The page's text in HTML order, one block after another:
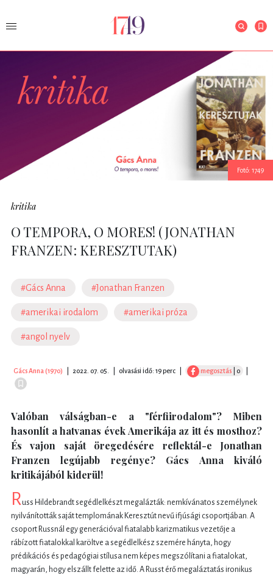
Fotó: 1749
kritika
O TEMPORA, O MORES! (JONATHAN
FRANZEN: KERESZTUTAK)
#Gács Anna #Jonathan Franzen
#amerikai irodalom #amerikai próza
#angol nyelv
Gács Anna (1970) 2022. 07. 05. olvasási idő: 19 perc megosztás | 0
Valóban válságban-e a "férfiirodalom"? Miben
hasonlít a hatvanas évek Amerikája az itt és mosthoz?
És vajon saját öregedésére reflektál-e Jonathan
Franzen legújabb regénye? Gács Anna kiváló
kritikájából kiderül!
Russ Hildebrandt segédlelkészt megalázták: nemkívánatos személynek
nyilvánították saját templomának Keresztút nevű ifjúsági csoportjában. A
csoport Russnál egy generációval fiatalabb karizmatikus vezetője a
rábízott fiatalokkal karöltve a segédlelkész szemére hányta, hogy
prédikációs és pedagógiai stílusa nem képes megszólítani a fiatalokat,
magyarán, hogy elszállt felette az idő. A Russt érő megaláztatás ironikus